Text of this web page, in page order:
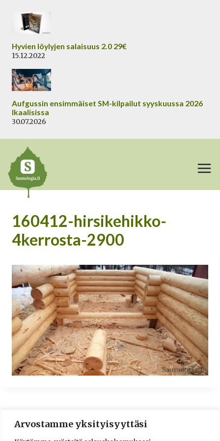
Arvostamme yksityisyyttäsi
sisältöön
Hyvien löylyjen salaisuus 2.0 29€
15.12.2022
Aufgussin ensimmäiset SM-kilpailut syyskuussa 2026
Ikaalisissa
30.07.2026
160412-hirsikehikko-
4kerrosta-2900
© 2016-2025 Lassi A. Liikkanen